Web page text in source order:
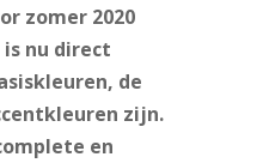
zomer 2020
nu direct
de
zijn.
en